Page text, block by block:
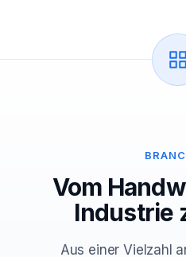
Vom
Industrie
Aus einer Vielzahl